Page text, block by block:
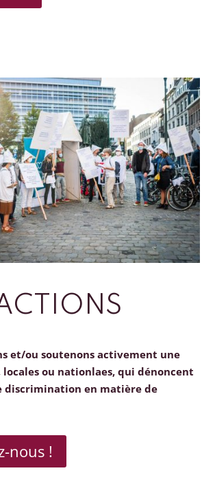
et/ou soutenons activement une
locales ou nationlaes, qui dénoncent
discrimination en matière de
nous !